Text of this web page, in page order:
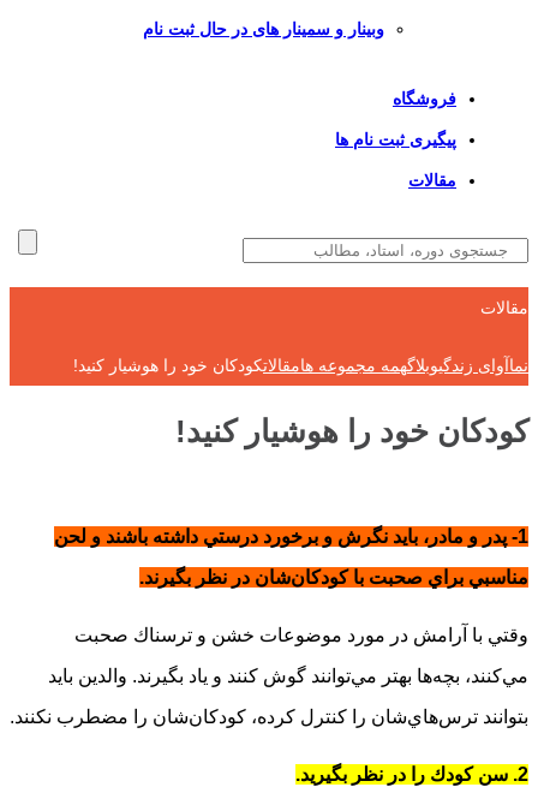
وبینار و سمینار های در حال ثبت نام
فروشگاه
پیگیری ثبت نام ها
مقالات
مقالات
نماآوای زندگیوبلاگهمه مجموعه هامقالاتكودكان خود را هوشيار كنيد!
كودكان خود را هوشيار كنيد!
1- پدر و مادر، بايد نگرش و برخورد درستي داشته باشند و لحن
مناسبي براي صحبت با كودكان‌شان در نظر بگيرند.
وقتي با آرامش در مورد موضوعات خشن و ترسناك صحبت
مي‌كنند، بچه‌ها بهتر مي‌توانند گوش كنند و ياد بگيرند. والدين بايد
بتوانند ترس‌هاي‌شان را كنترل كرده، كودكان‌شان را مضطرب نكنند.
2. سن كودك را در نظر بگيريد.